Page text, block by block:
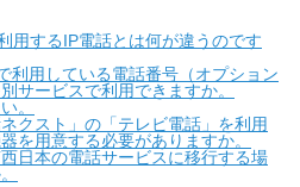
用するIP電話とは何が違うのです
利用している電話番号（オプション
サービスで利用できますか。
。
クスト」の「テレビ電話」を利用
を用意する必要がありますか。
日本の電話サービスに移行する場